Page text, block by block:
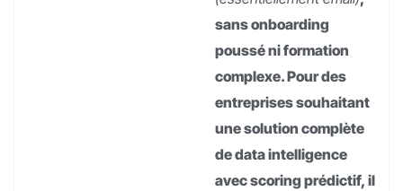
sans onboarding
poussé ni formation
complexe. Pour des
entreprises souhaitant
une solution complète
de data intelligence
avec scoring prédictif, il